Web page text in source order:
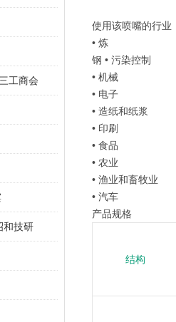
工商会
和技研
使用该喷嘴的行业
• 炼
钢 • 污染控制
• 机械
• 电子
• 造纸和纸浆
• 印刷
• 食品
• 农业
• 渔业和畜牧业
• 汽车
产品规格
结构